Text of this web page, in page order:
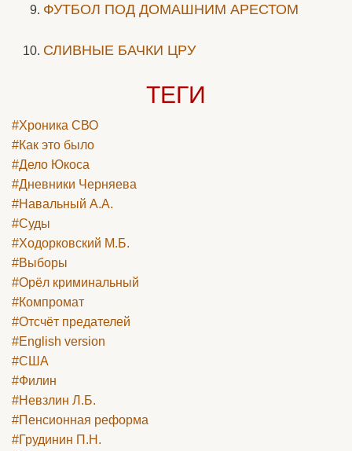
ФУТБОЛ ПОД ДОМАШНИМ АРЕСТОМ
СЛИВНЫЕ БАЧКИ ЦРУ
ТЕГИ
#Хроника СВО
#Как это было
#Дело Юкоса
#Дневники Черняева
#Навальный А.А.
#Суды
#Ходорковский М.Б.
#Выборы
#Орёл криминальный
#Компромат
#Отсчёт предателей
#English version
#США
#Филин
#Невзлин Л.Б.
#Пенсионная реформа
#Грудинин П.Н.